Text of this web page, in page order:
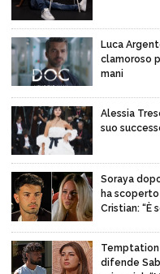
Luca
clamoroso
mani
Alessia
suo
Soraya
ha
Cristian: “È
Temptation
difende